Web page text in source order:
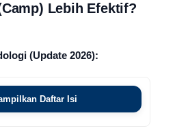
Lebih Efektif?
(Update 2026):
Daftar Isi